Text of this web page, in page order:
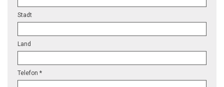
Stadt
Land
Telefon *